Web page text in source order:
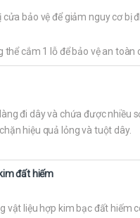
bảo vệ để giảm nguy cơ bị
cắm 1 lỗ để bảo vệ an toàn
đi dây và chứa được nhiều
hiệu quả lỏng và tuột dây.
đất hiếm
vật liệu hợp kim bạc đất hiếm